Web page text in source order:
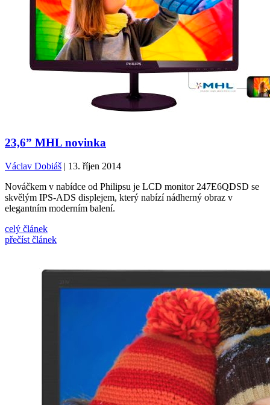
23,6” MHL novinka
Václav Dobiáš | 13. říjen 2014
Nováčkem v nabídce od Philipsu je LCD monitor 247E6QDSD se
skvělým IPS-ADS displejem, který nabízí nádherný obraz v
elegantním moderním balení.
celý článek
přečíst článek